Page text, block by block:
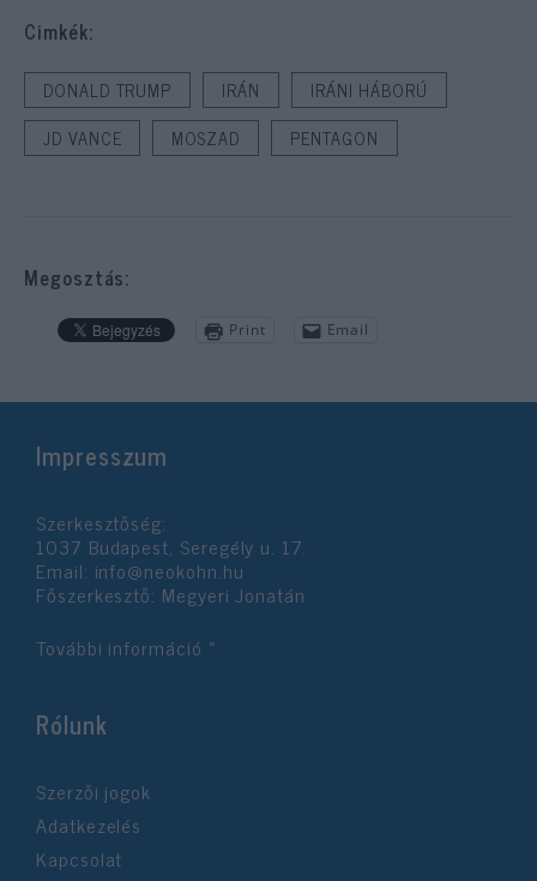
Cimkék:
DONALD TRUMP IRÁN
IRÁNI HÁBORÚ
JD VANCE
MOSZAD PENTAGON
Megosztás:
Print Email
Impresszum
Szerkesztőség:
1037 Budapest, Seregély u. 17.
Email: info@neokohn.hu
Főszerkesztő: Megyeri Jonatán
További információ »
Rólunk
Szerzői jogok
Adatkezelés
Kapcsolat